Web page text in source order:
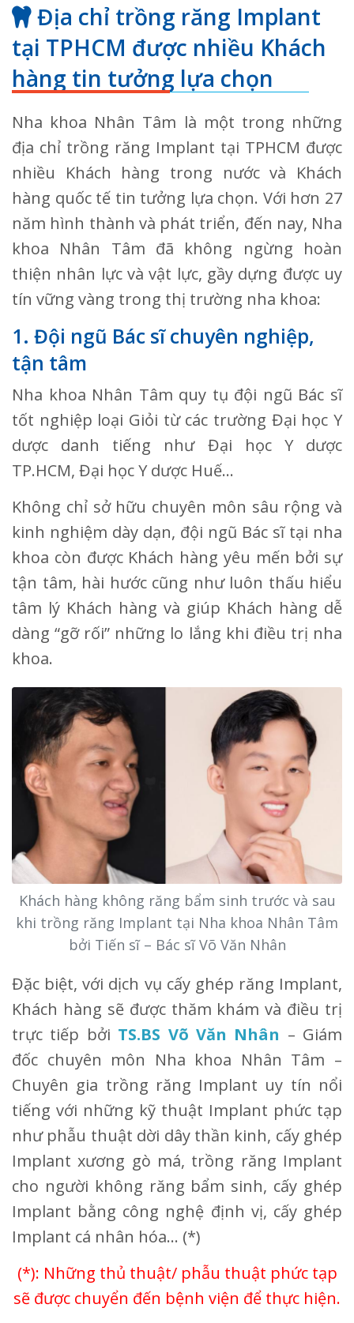
Địa chỉ trồng răng Implant
tại TPHCM được nhiều Khách
hàng tin tưởng lựa chọn
Nha khoa Nhân Tâm là một trong những
địa chỉ trồng răng Implant tại TPHCM được
nhiều Khách hàng trong nước và Khách
hàng quốc tế tin tưởng lựa chọn. Với hơn 27
năm hình thành và phát triển, đến nay, Nha
khoa Nhân Tâm đã không ngừng hoàn
thiện nhân lực và vật lực, gầy dựng được uy
tín vững vàng trong thị trường nha khoa:
1. Đội ngũ Bác sĩ chuyên nghiệp,
tận tâm
Nha khoa Nhân Tâm quy tụ đội ngũ Bác sĩ
tốt nghiệp loại Giỏi từ các trường Đại học Y
dược danh tiếng như Đại học Y dược
TP.HCM, Đại học Y dược Huế…
Không chỉ sở hữu chuyên môn sâu rộng và
kinh nghiệm dày dạn, đội ngũ Bác sĩ tại nha
khoa còn được Khách hàng yêu mến bởi sự
tận tâm, hài hước cũng như luôn thấu hiểu
tâm lý Khách hàng và giúp Khách hàng dễ
dàng “gỡ rối” những lo lắng khi điều trị nha
khoa.
Khách hàng không răng bẩm sinh trước và sau
khi trồng răng Implant tại Nha khoa Nhân Tâm
bởi Tiến sĩ – Bác sĩ Võ Văn Nhân
Đặc biệt, với dịch vụ cấy ghép răng Implant,
Khách hàng sẽ được thăm khám và điều trị
trực tiếp bởi TS.BS Võ Văn Nhân – Giám
đốc chuyên môn Nha khoa Nhân Tâm –
Chuyên gia trồng răng Implant uy tín nổi
tiếng với những kỹ thuật Implant phức tạp
như phẫu thuật dời dây thần kinh, cấy ghép
Implant xương gò má, trồng răng Implant
cho người không răng bẩm sinh, cấy ghép
Implant bằng công nghệ định vị, cấy ghép
Implant cá nhân hóa… (*)
(*): Những thủ thuật/ phẫu thuật phức tạp
sẽ được chuyển đến bệnh viện để thực hiện.